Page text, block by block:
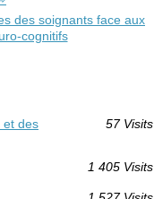
des soignants face aux
cognitifs
et des
57 Visits
1 405 Visits